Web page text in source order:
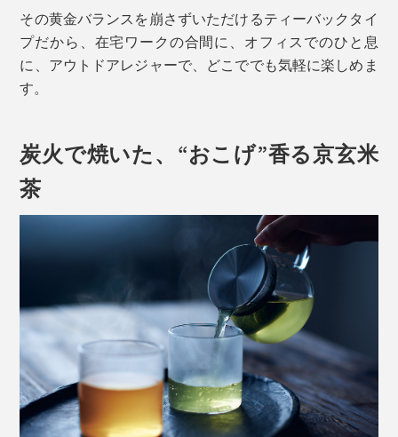
その黄金バランスを崩さずいただけるティーバックタイ
プだから、在宅ワークの合間に、オフィスでのひと息
に、アウトドアレジャーで、どこででも気軽に楽しめま
す。
炭火で焼いた、“おこげ”香る京玄米
茶